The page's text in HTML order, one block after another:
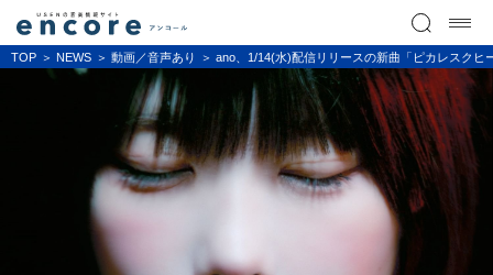
TOP NEWS 動画／音声あり ano、1/14(水)配信リリースの新曲「ピカレスク